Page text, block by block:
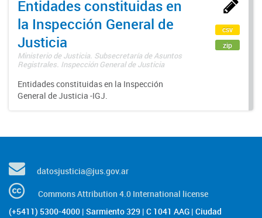
Entidades constituidas en
la Inspección General de
Justicia
Ministerio de Justicia. Subsecretaría de Asuntos
Registrales. Inspección General de Justicia
Entidades constituidas en la Inspección
General de Justicia -IGJ.
csv
zip
datosjusticia@jus.gov.ar
Commons Attribution 4.0 International license
(+5411) 5300-4000 | Sarmiento 329 | C 1041 AAG | Ciudad